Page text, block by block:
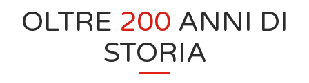
OLTRE 200 ANNI DI
STORIA